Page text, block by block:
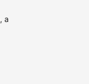
, a